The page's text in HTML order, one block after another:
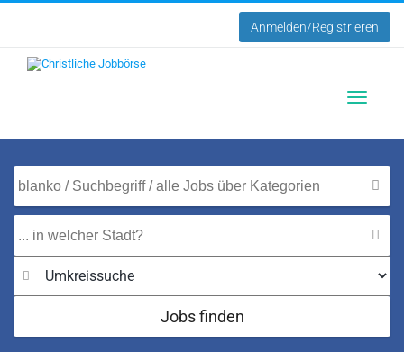
Anmelden/Registrieren
Jobs finden